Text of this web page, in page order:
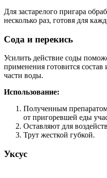
Для застарелого пригара
несколько раз, готовя для
Сода и перекись
Усилить действие соды
применения готовится состав
части воды.
Использование:
Полученным
от пригоревшей еды
Оставляют для
Трут жесткой губкой.
Уксус